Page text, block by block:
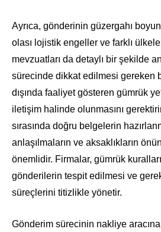
Ayrıca, gönderinin güzergahı
olası lojistik engeller ve farklı
mevzuatları da detaylı bir şekilde
sürecinde dikkat edilmesi gereken
dışında faaliyet gösteren gümrük
iletişim halinde olunmasını
sırasında doğru belgelerin
anlaşılmaların ve aksaklıkların
önemlidir. Firmalar, gümrük
gönderilerin tespit edilmesi ve
süreçlerini titizlikle yönetir.
Gönderim sürecinin nakliye aracına